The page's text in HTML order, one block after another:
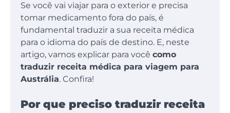
Se você vai viajar para o exterior e precisa
tomar medicamento fora do país, é
fundamental traduzir a sua receita médica
para o idioma do país de destino. E, neste
artigo, vamos explicar para você como
traduzir receita médica para viagem para
Austrália. Confira!
Por que preciso traduzir receita